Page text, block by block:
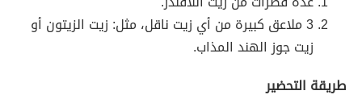
3 ملاعق كبيرة من أي زيت ناقل، مثل: زيت الزيتون أو
زيت جوز الهند المذاب.
طريقة التحضير